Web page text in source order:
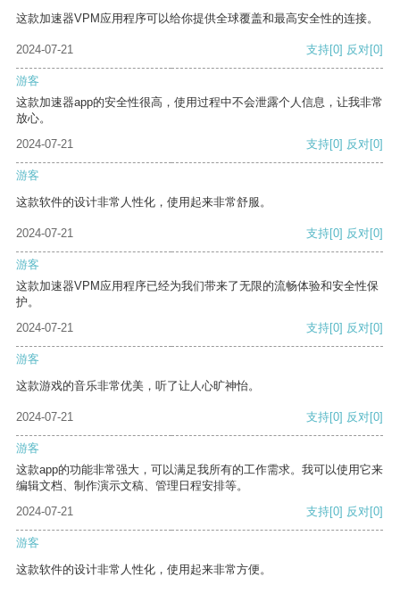
这款加速器VPM应用程序可以给你提供全球覆盖和最高安全性的连接。
2024-07-21 支持[0] 反对[0]
游客
这款加速器app的安全性很高，使用过程中不会泄露个人信息，让我非常
放心。
2024-07-21
支持[0] 反对[0]
游客
这款软件的设计非常人性化，使用起来非常舒服。
2024-07-21 支持[0] 反对[0]
游客
这款加速器VPM应用程序已经为我们带来了无限的流畅体验和安全性保
护。
2024-07-21
支持[0] 反对[0]
游客
这款游戏的音乐非常优美，听了让人心旷神怡。
2024-07-21 支持[0] 反对[0]
游客
这款app的功能非常强大，可以满足我所有的工作需求。我可以使用它来
编辑文档、制作演示文稿、管理日程安排等。
2024-07-21
支持[0] 反对[0]
游客
这款软件的设计非常人性化，使用起来非常方便。